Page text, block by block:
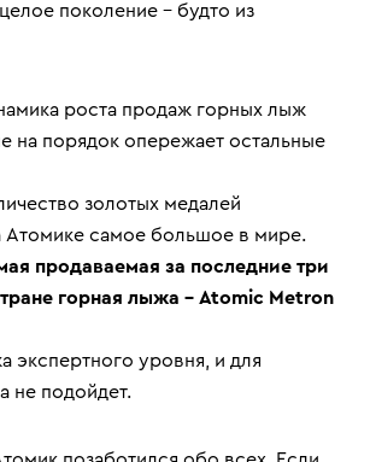
поколение – будто из
роста продаж горных лыж
на порядок опережает остальные
золотых медалей
Атомике самое большое в мире.
продаваемая за последние три
горная лыжа – Atomic Metron
экспертного уровня, и для
не подойдет.